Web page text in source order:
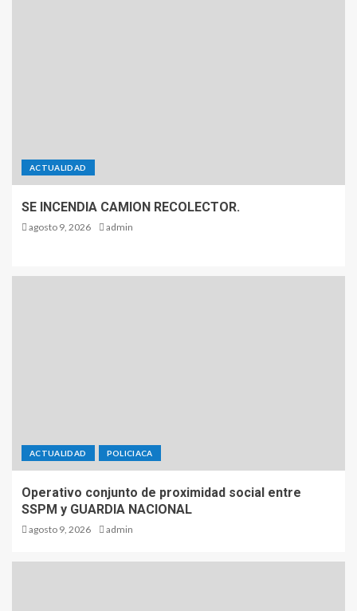
ACTUALIDAD
SE INCENDIA CAMION RECOLECTOR.
agosto 9, 2026 admin
ACTUALIDAD POLICIACA
Operativo conjunto de proximidad social entre
SSPM y GUARDIA NACIONAL
agosto 9, 2026 admin